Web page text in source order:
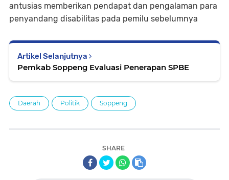
antusias memberikan pendapat dan pengalaman para
penyandang disabilitas pada pemilu sebelumnya
Artikel Selanjutnya
Pemkab Soppeng Evaluasi Penerapan SPBE
Daerah Politik Soppeng
SHARE